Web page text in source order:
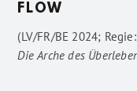
FLOW
(LV/FR/BE 2024;
Die Arche des